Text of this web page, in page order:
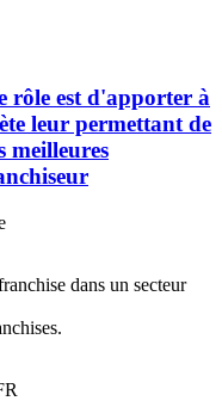
est d'apporter à
leur permettant de
meilleures
dans un secteur